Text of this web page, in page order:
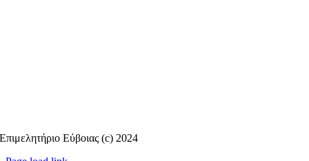
Επιμελητήριο Εύβοιας (c) 2024